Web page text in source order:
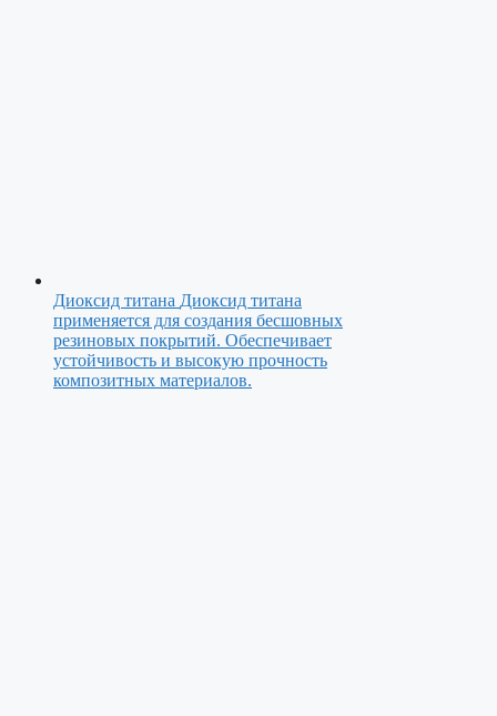
Диоксид титана Диоксид титана
применяется для создания бесшовных
резиновых покрытий. Обеспечивает
устойчивость и высокую прочность
композитных материалов.